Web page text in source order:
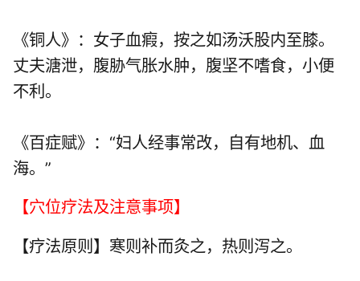
《铜人》：女子血瘕，按之如汤沃股内至膝。
丈夫溏泄，腹胁气胀水肿，腹坚不嗜食，小便
不利。
《百症赋》：“妇人经事常改，自有地机、血
海。”
【穴位疗法及注意事项】
【疗法原则】寒则补而灸之，热则泻之。